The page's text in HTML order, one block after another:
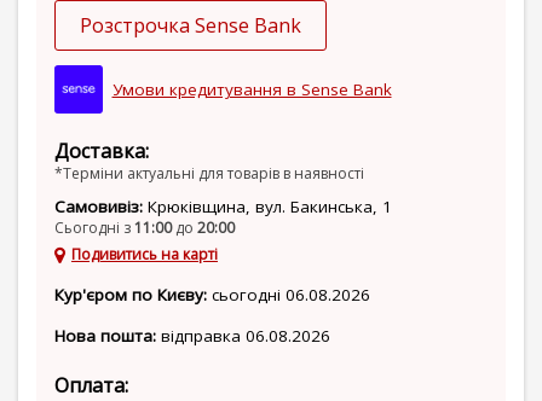
Розстрочка Sense Bank
Умови кредитування в Sense Bank
Доставка:
*Терміни актуальні для товарів в наявності
Самовивіз: Крюківщина, вул. Бакинська, 1
Сьогодні з11:00до 20:00
Подивитись на карті
Кур'єром по Києву: сьогодні 06.08.2026
Нова пошта: відправка 06.08.2026
Оплата: